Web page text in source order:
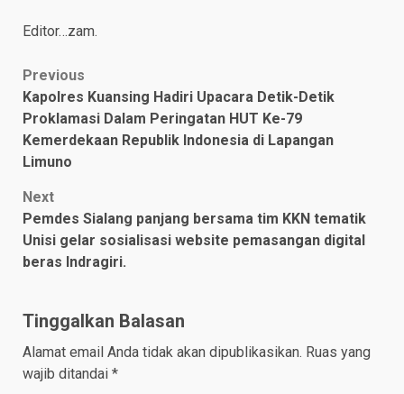
Editor…zam.
Post
navigation
Previous
Kapolres Kuansing Hadiri Upacara Detik-Detik
Proklamasi Dalam Peringatan HUT Ke-79
Kemerdekaan Republik Indonesia di Lapangan
Limuno
Next
Pemdes Sialang panjang bersama tim KKN tematik
Unisi gelar sosialisasi website pemasangan digital
beras Indragiri.
Tinggalkan Balasan
Alamat email Anda tidak akan dipublikasikan. Ruas yang
wajib ditandai *